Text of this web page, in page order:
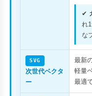
✔
れ
な
SVG
次世代ベクタ
ー
最新
軽量
最適